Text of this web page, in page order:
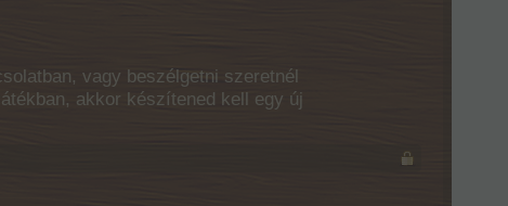
vagy beszélgetni szeretnél
akkor készítened kell egy új